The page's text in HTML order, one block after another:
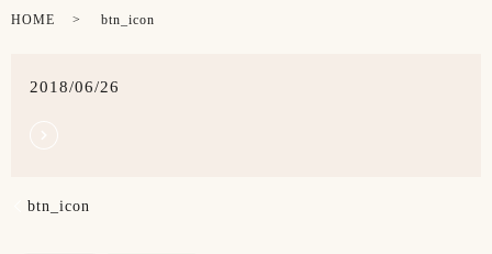
HOME btn_icon
2018/06/26
btn_icon